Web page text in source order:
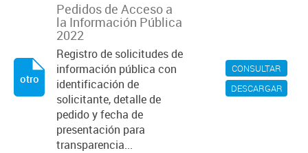
CONSULTAR
DESCARGAR
Pedidos de Acceso a
la Información Pública
2022
Registro de solicitudes de
información pública con
identificación de
solicitante, detalle de
pedido y fecha de
presentación para
transparencia...
otro